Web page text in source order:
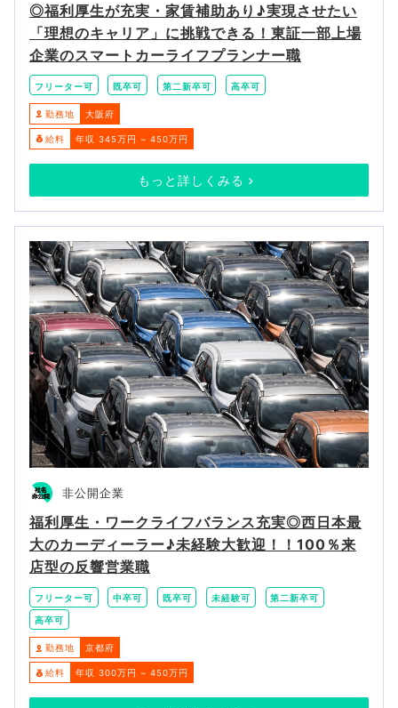
◎福利厚生が充実・家賃補助あり♪実現させたい
「理想のキャリア」に挑戦できる！東証一部上場
企業のスマートカーライフプランナー職
フリーター可 既卒可 第二新卒可 高卒可
勤務地 大阪府
給料 年収 345万円 ~ 450万円
もっと詳しくみる
非公開企業
福利厚生・ワークライフバランス充実◎西日本最
大のカーディーラー♪未経験大歓迎！！100％来
店型の反響営業職
フリーター可 中卒可 既卒可 未経験可 第二新卒可
高卒可
勤務地 京都府
給料 年収 300万円 ~ 450万円